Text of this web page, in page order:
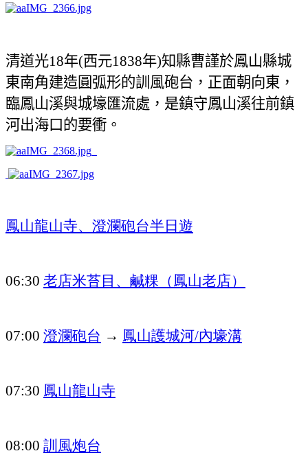
清道光18年(西元1838年)知縣曹謹於鳳山縣城
東南角建造圓弧形的訓風砲台，正面朝向東，
臨鳳山溪與城壕匯流處，是鎮守鳳山溪往前鎮
河出海口的要衝。
鳳山龍山寺、澄瀾砲台半日遊
06:30 老店米苔目、鹹粿（鳳山老店）
07:00 澄瀾砲台 → 鳳山護城河/內壕溝
07:30 鳳山龍山寺
08:00 訓風炮台